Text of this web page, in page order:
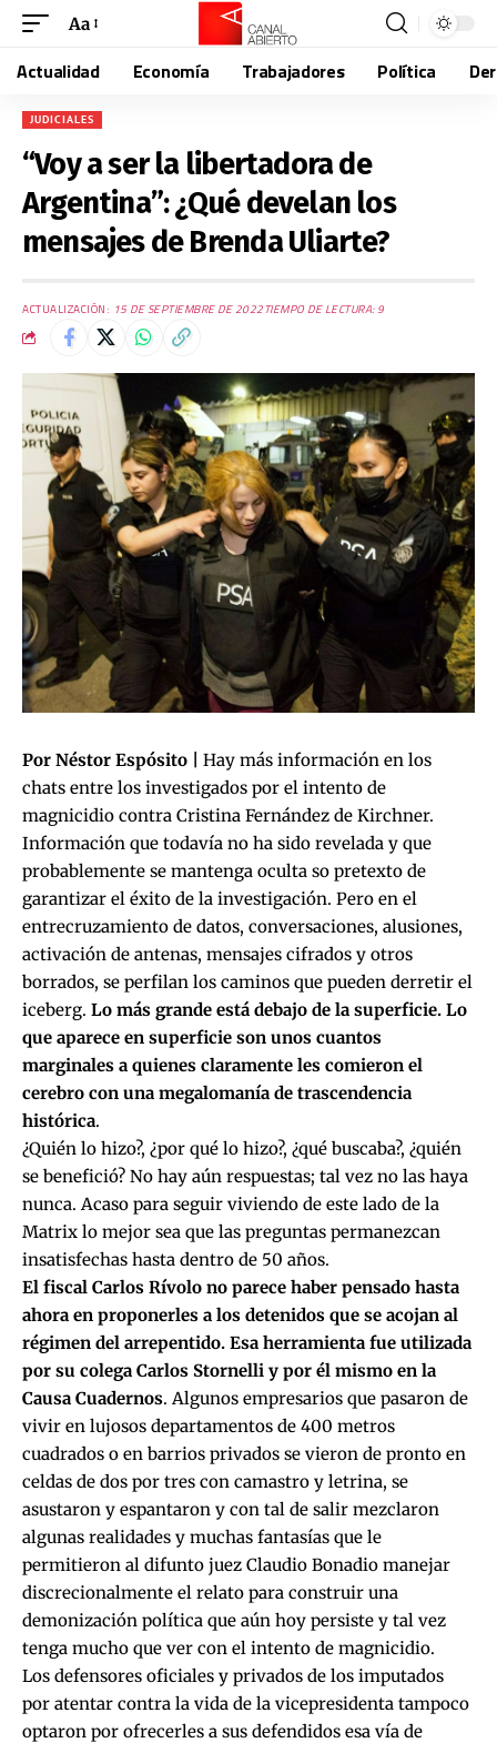
Aa
Actualidad Economía Trabajadores Política
JUDICIALES
“Voy a ser la libertadora de
Argentina”: ¿Qué develan los
mensajes de Brenda Uliarte?
ACTUALIZACIÓN: 15 DE SEPTIEMBRE DE 2022TIEMPO DE LECTURA: 9
Por Néstor Espósito |
Hay más información en los
chats entre los investigados por el intento de
magnicidio contra Cristina Fernández de Kirchner.
Información que todavía no ha sido revelada y que
probablemente se mantenga oculta so pretexto de
garantizar el éxito de la investigación. Pero en el
entrecruzamiento de datos, conversaciones, alusiones,
activación de antenas, mensajes cifrados y otros
borrados, se perfilan los caminos que pueden derretir el
iceberg. Lo más grande está debajo de la superficie. Lo
que aparece en superficie son unos cuantos
marginales a quienes claramente les comieron el
cerebro con una megalomanía de trascendencia
histórica.
¿Quién lo hizo?, ¿por qué lo hizo?, ¿qué buscaba?, ¿quién
se benefició? No hay aún respuestas; tal vez no las haya
nunca. Acaso para seguir viviendo de este lado de la
Matrix lo mejor sea que las preguntas permanezcan
insatisfechas hasta dentro de 50 años.
El fiscal Carlos Rívolo no parece haber pensado hasta
ahora en proponerles a los detenidos que se acojan al
régimen del arrepentido. Esa herramienta fue utilizada
por su colega Carlos Stornelli y por él mismo en la
Causa Cuadernos. Algunos empresarios que pasaron de
vivir en lujosos departamentos de 400 metros
cuadrados o en barrios privados se vieron de pronto en
celdas de dos por tres con camastro y letrina, se
asustaron y espantaron y con tal de salir mezclaron
algunas realidades y muchas fantasías que le
permitieron al difunto juez Claudio Bonadio manejar
discrecionalmente el relato para construir una
demonización política que aún hoy persiste y tal vez
tenga mucho que ver con el intento de magnicidio.
Los defensores oficiales y privados de los imputados
por atentar contra la vida de la vicepresidenta tampoco
optaron por ofrecerles a sus defendidos esa vía de